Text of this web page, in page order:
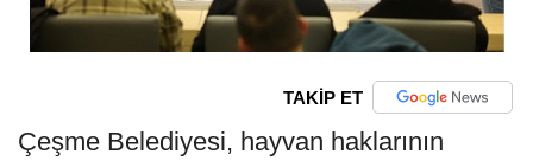
TAKİP ET
Çeşme Belediyesi, hayvan haklarının